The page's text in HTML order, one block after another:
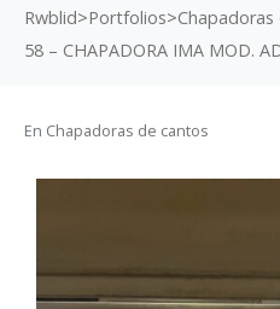
Rwblid>Portfolios>
58 – CHAPADORA IMA MOD.
En Chapadoras de cantos